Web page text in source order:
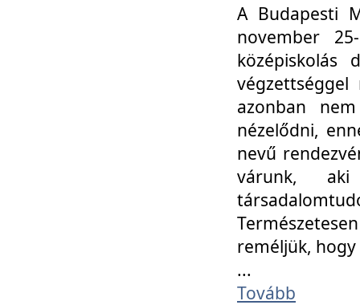
A Budapesti
november
középiskolás
azonban
nézelődni,
nevű
várunk, aki
reméljük,
...
Tovább